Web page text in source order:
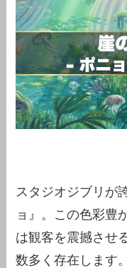
スタジオジブリが
ョ』。この色彩豊
は観客を震撼させ
数多く存在します